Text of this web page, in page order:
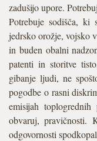
zadušijo upore.
Potrebuje sodišča, ki
jedrsko orožje, vojsko
in buden obalni
patenti in storitve
gibanje ljudi, ne
pogodbe o rasni
emisijah
obvaruj, pravičnosti.
odgovornosti